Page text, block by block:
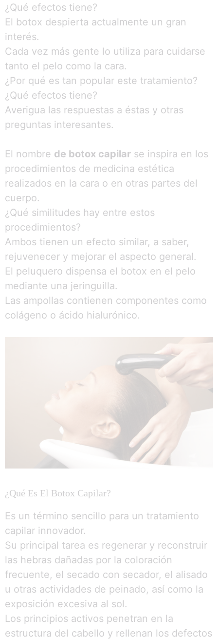
¿Qué efectos tiene?
El botox despierta actualmente un gran
interés.
Cada vez más gente lo utiliza para cuidarse
tanto el pelo como la cara.
¿Por qué es tan popular este tratamiento?
¿Qué efectos tiene?
Averigua las respuestas a éstas y otras
preguntas interesantes.
El nombre de botox capilar se inspira en los
procedimientos de medicina estética
realizados en la cara o en otras partes del
cuerpo.
¿Qué similitudes hay entre estos
procedimientos?
Ambos tienen un efecto similar, a saber,
rejuvenecer y mejorar el aspecto general.
El peluquero dispensa el botox en el pelo
mediante una jeringuilla.
Las ampollas contienen componentes como
colágeno o ácido hialurónico.
¿Qué Es El Botox Capilar?
Es un término sencillo para un tratamiento
capilar innovador.
Su principal tarea es regenerar y reconstruir
las hebras dañadas por la coloración
frecuente, el secado con secador, el alisado
u otras actividades de peinado, así como la
exposición excesiva al sol.
Los principios activos penetran en la
estructura del cabello y rellenan los defectos